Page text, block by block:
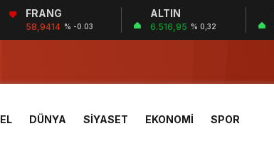
FRANG
58,9414 % -0.03
ALTIN
6.516,95 % 0,32
6 Öğrenci 14 Madalya Kazandı
DÜNYA SİYASET EKONOMİ SPOR